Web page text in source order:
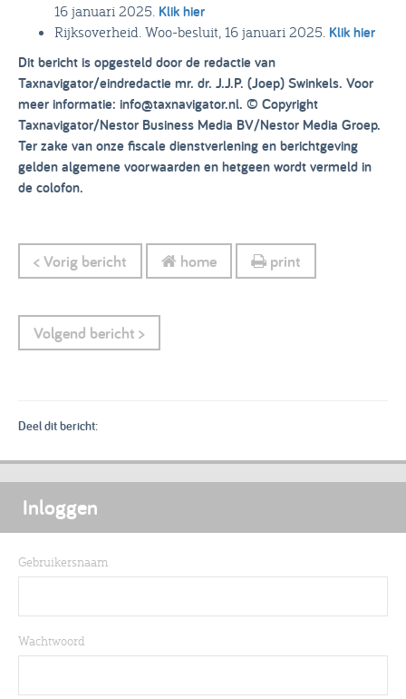
16 januari 2025. Klik hier
Rijksoverheid. Woo-besluit, 16 januari 2025. Klik hier
Dit bericht is opgesteld door de redactie van
Taxnavigator/eindredactie mr. dr. J.J.P. (Joep) Swinkels. Voor
meer informatie: info@taxnavigator.nl. © Copyright
Taxnavigator/Nestor Business Media BV/Nestor Media Groep.
Ter zake van onze fiscale dienstverlening en berichtgeving
gelden algemene voorwaarden en hetgeen wordt vermeld in
de colofon.
< Vorig bericht home print
Volgend bericht >
Deel dit bericht:
Inloggen
Gebruikersnaam
Wachtwoord